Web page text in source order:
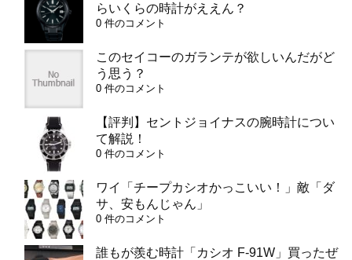
らいくらの時計がええん？
0 件のコメント
このセイコーのガランテが欲しいんだがど
う思う？
0 件のコメント
【評判】セントジョイナスの腕時計につい
て解説！
0 件のコメント
ワイ「チープカシオかっこいい！」敵「ダ
サ、安もんじゃん」
0 件のコメント
誰もが羨む時計「カシオ F-91W」買ったぜ